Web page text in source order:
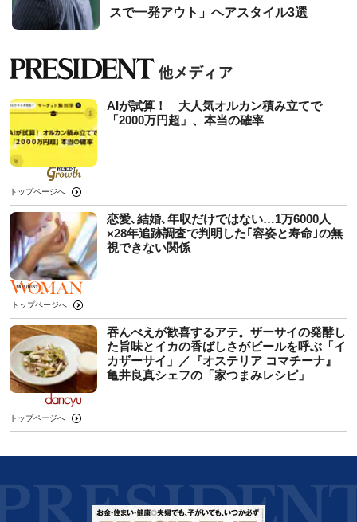
スで一発アウト」ヘアスタイル3選
AIが試算！ 大人気オルカン積み立てで
「2000万円超」、本当の確率
トップページへ
恋愛､結婚､年収だけではない…1万6000人
×28年追跡調査で判明した｢容姿と寿命｣の無
視できない関係
トップページへ
吞んべえが歓喜するアテ。ザーサイの発酵し
た旨味とイカの香ばしさがビールを呼ぶ「イ
カザーサイ」／『オステリア コマチーナ』
⻲井良真シェフの「家つまみレシピ」
トップページへ